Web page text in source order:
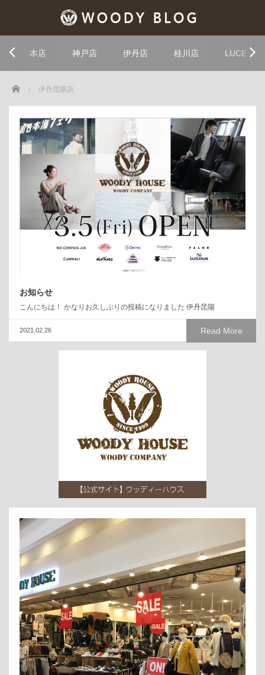
本店 神戸店 伊丹店 桂川店 LUCE
Home 伊丹昆陽店
お知らせ
こんにちは！ かなりお久しぶりの投稿になりました 伊丹昆陽
Read More
2021.02.26